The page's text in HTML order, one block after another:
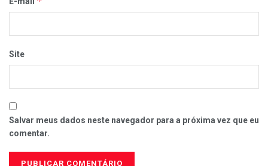
Site
Salvar meus dados neste navegador para a próxima vez que eu
comentar.